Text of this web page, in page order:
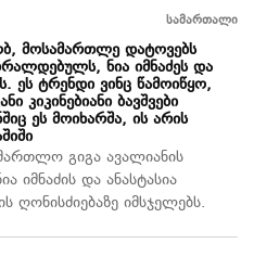
სამართალი
მოსამართლე დატოვებს
ნია იმნაძეს და
ეს ტრენდი ვინც წამოიწყო,
ბავშვები
ეს მოიხარშა, ის არის
გიგა ავალიანის
იმნაძის და ანასტასია
ღონისძიებაზე იმსჯელებს.